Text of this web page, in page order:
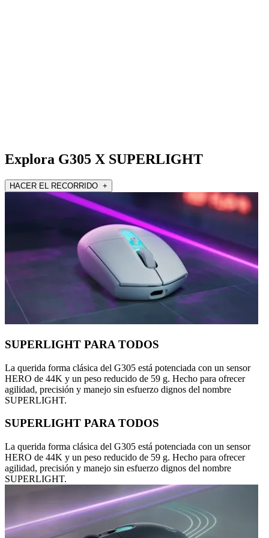
Explora G305 X SUPERLIGHT
HACER EL RECORRIDO +
SUPERLIGHT PARA TODOS
La querida forma clásica del G305 está potenciada con un sensor
HERO de 44K y un peso reducido de 59 g. Hecho para ofrecer
agilidad, precisión y manejo sin esfuerzo dignos del nombre
SUPERLIGHT.
SUPERLIGHT PARA TODOS
La querida forma clásica del G305 está potenciada con un sensor
HERO de 44K y un peso reducido de 59 g. Hecho para ofrecer
agilidad, precisión y manejo sin esfuerzo dignos del nombre
SUPERLIGHT.